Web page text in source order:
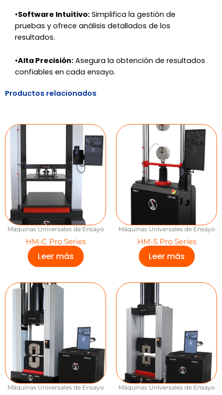
•Software Intuitivo: Simplifica la gestión de
pruebas y ofrece análisis detallados de los
resultados.
•Alta Precisión: Asegura la obtención de resultados
confiables en cada ensayo.
Productos relacionados
Máquinas Universales de Ensayo
HM-C Pro Series
Leer más
Máquinas Universales de Ensayo
HM-S Pro Series
Leer más
Máquinas Universales de Ensayo Máquinas Universales de Ensayo